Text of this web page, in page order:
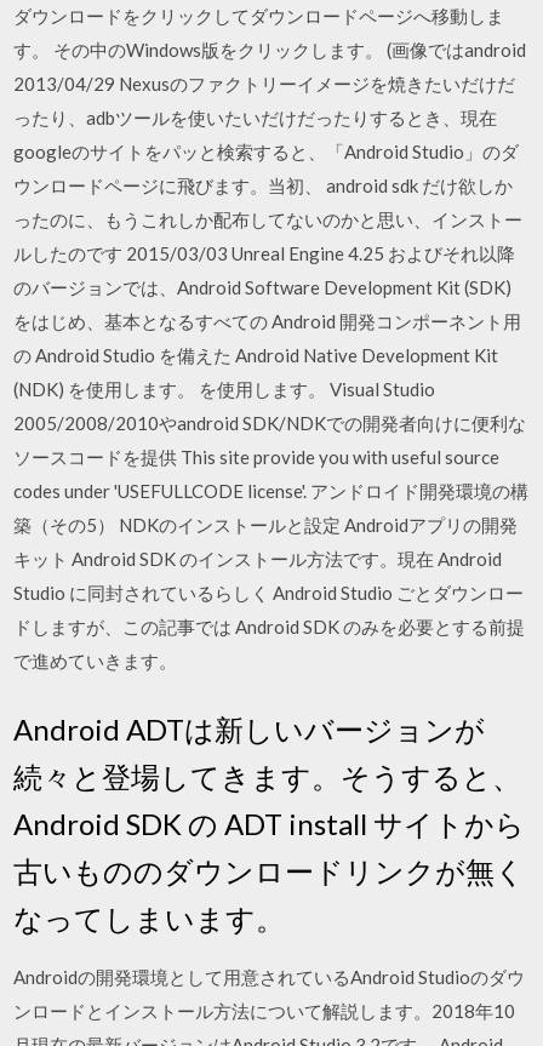
ダウンロードをクリックしてダウンロードページへ移動しま
す。 その中のWindows版をクリックします。 (画像ではandroid
2013/04/29 Nexusのファクトリーイメージを焼きたいだけだ
ったり、adbツールを使いたいだけだったりするとき、現在
googleのサイトをパッと検索すると、「Android Studio」のダ
ウンロードページに飛びます。当初、 android sdk だけ欲しか
ったのに、もうこれしか配布してないのかと思い、インストー
ルしたのです 2015/03/03 Unreal Engine 4.25 およびそれ以降
のバージョンでは、Android Software Development Kit (SDK)
をはじめ、基本となるすべての Android 開発コンポーネント用
の Android Studio を備えた Android Native Development Kit
(NDK) を使用します。 を使用します。 Visual Studio
2005/2008/2010やandroid SDK/NDKでの開発者向けに便利な
ソースコードを提供 This site provide you with useful source
codes under 'USEFULLCODE license'. アンドロイド開発環境の構
築（その5） NDKのインストールと設定 Androidアプリの開発
キット Android SDK のインストール方法です。現在 Android
Studio に同封されているらしく Android Studio ごとダウンロー
ドしますが、この記事では Android SDK のみを必要とする前提
で進めていきます。
Android ADTは新しいバージョンが
続々と登場してきます。そうすると、
Android SDK の ADT install サイトから
古いもののダウンロードリンクが無く
なってしまいます。
Androidの開発環境として用意されているAndroid Studioのダウ
ンロードとインストール方法について解説します。2018年10